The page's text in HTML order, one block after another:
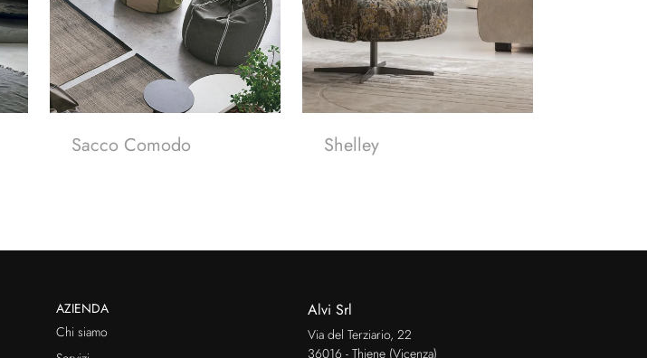
Sacco Comodo Shelley
AZIENDA
Chi siamo
Alvi Srl
Via del Terziario, 22
36016 - Thiene (Vicenza)